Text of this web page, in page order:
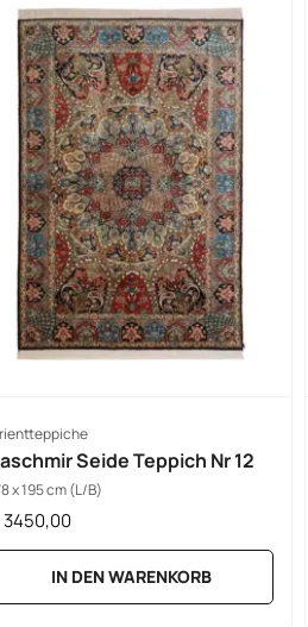
Seide Teppich Nr 12
x 195 cm (L/B)
3450,00
IN DEN WARENKORB